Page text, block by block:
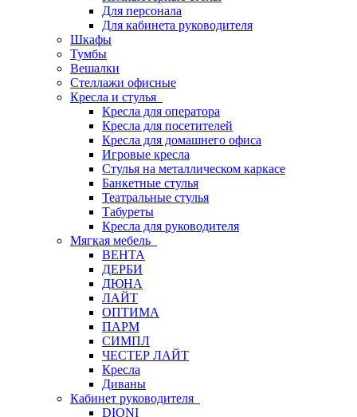
Для персонала
Для кабинета руководителя
Шкафы
Тумбы
Вешалки
Стеллажи офисные
Кресла и стулья
Кресла для оператора
Кресла для посетителей
Кресла для домашнего офиса
Игровые кресла
Стулья на металлическом каркасе
Банкетные стулья
Театральные стулья
Табуреты
Кресла для руководителя
Мягкая мебель
ВЕНТА
ДЕРБИ
ДЮНА
ЛАЙТ
ОПТИМА
ПАРМ
СИМПЛ
ЧЕСТЕР ЛАЙТ
Кресла
Диваны
Кабинет руководителя
DIONI